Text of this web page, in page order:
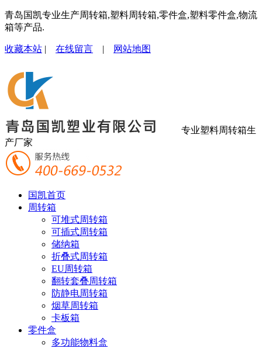
青岛国凯专业生产周转箱,塑料周转箱,零件盒,塑料零件盒,物流
箱等产品.
收藏本站 | 在线留言 | 网站地图
专业塑料周转箱生
产厂家
国凯首页
周转箱
可堆式周转箱
可插式周转箱
储纳箱
折叠式周转箱
EU周转箱
翻转套叠周转箱
防静电周转箱
烟草周转箱
卡板箱
零件盒
多功能物料盒